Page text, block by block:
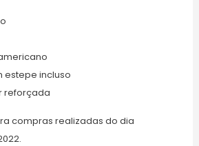
estepe incluso
reforçada
compras realizadas do dia